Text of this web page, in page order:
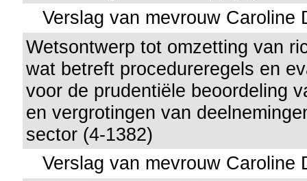
Verslag van mevrouw Caroline
Wetsontwerp tot omzetting van
wat betreft procedureregels en
voor de prudentiële beoordeling
en vergrotingen van
sector (4-1382)
Verslag van mevrouw Caroline